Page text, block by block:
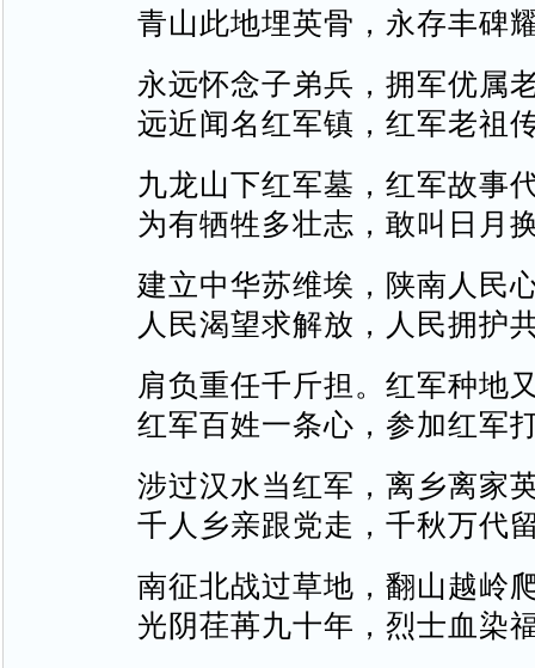
青山此地埋英骨，永存丰碑
永远怀念子弟兵，拥军优属
远近闻名红军镇，红军老祖
九龙山下红军墓，红军故事
为有牺牲多壮志，敢叫日月
建立中华苏维埃，陕南人民
人民渴望求解放，人民拥护
肩负重任千斤担。红军种地
红军百姓一条心，参加红军
涉过汉水当红军，离乡离家
千人乡亲跟党走，千秋万代
南征北战过草地，翻山越岭
光阴荏苒九十年，烈士血染